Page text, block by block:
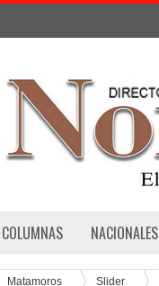
COLUMNAS NACIONALES
Matamoros Slider